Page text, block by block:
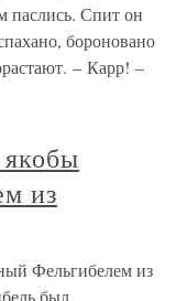
паслись. Спит он
бороновано
– Карр! –
из
Фельгибелем из
был